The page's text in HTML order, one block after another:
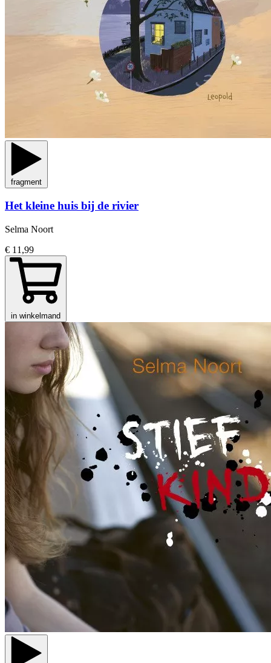
fragment
Het kleine huis bij de rivier
Selma Noort
€ 11,99
in winkelmand